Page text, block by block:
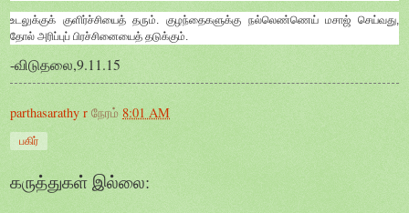
உடலுக்குக் குளிர்ச்சியைத் தரும். குழந்தைகளுக்கு நல்லெண்ணெய் மசாஜ் செய்வது,
தோல் அரிப்புப் பிரச்சினையைத் தடுக்கும்.
-விடுதலை,9.11.15
parthasarathy r நேரம் 8:01 AM
பகிர்
கருத்துகள் இல்லை: